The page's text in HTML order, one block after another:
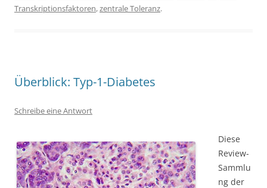
Transkriptionsfaktoren,zentrale Toleranz.
Überblick: Typ-1-Diabetes
Schreibe eine Antwort
Diese
Review-
Sammlu
ng der